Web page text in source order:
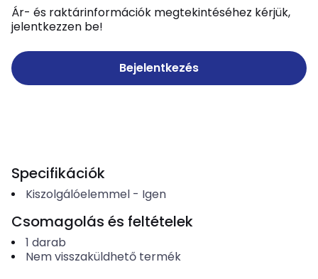
Ár- és raktárinformációk megtekintéséhez kérjük,
jelentkezzen be!
Bejelentkezés
Specifikációk
Kiszolgálóelemmel- Igen
Csomagolás és feltételek
1 darab
Nem visszaküldhető termék